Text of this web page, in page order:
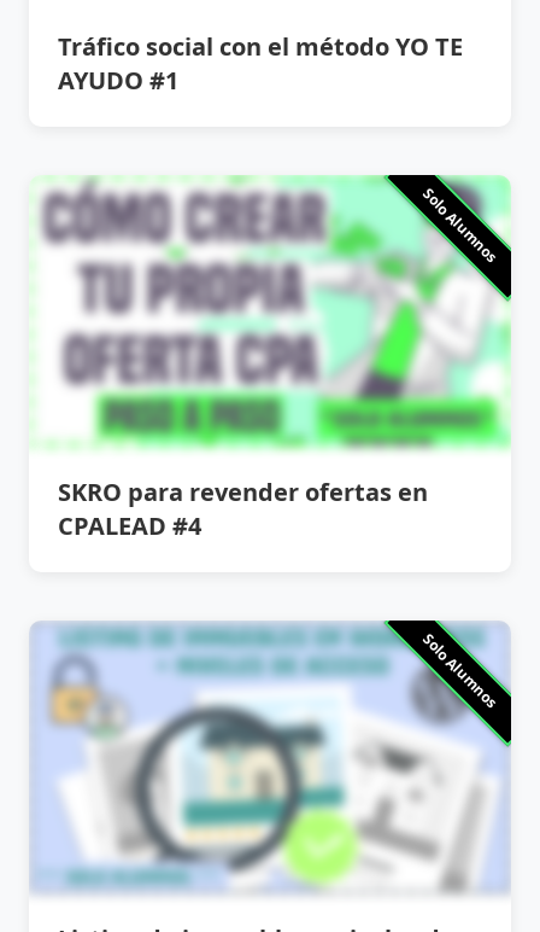
Tráfico social con el método YO TE
AYUDO #1
Solo Alumnos
SKRO para revender ofertas en
CPALEAD #4
Solo Alumnos